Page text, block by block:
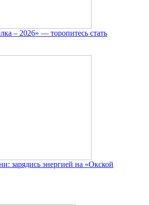
– 2026» — торопитесь стать
зарядись энергией на «Окской